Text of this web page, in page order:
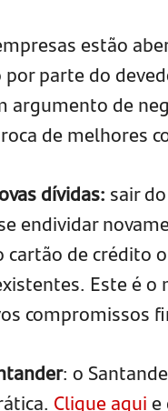
estão
parte do
argumento de
de melhores
dívidas: sair
endividar
cartão de crédito
Este é
compromissos
: o
Clique aquie